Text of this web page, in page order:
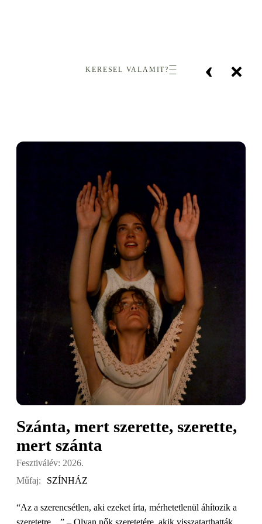
‹ ×
KERESEL VALAMIT?
Szánta, mert szerette, szerette,
mert szánta
Fesztiválév: 2026.
Műfaj:
SZÍNHÁZ
“Az a szerencsétlen, aki ezeket írta, mérhetetlenül áhítozik a
szeretetre…” – Olyan nők szeretetére, akik visszatarthatták